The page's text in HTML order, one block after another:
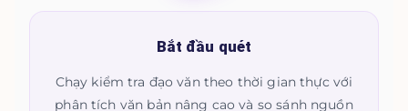
Bắt đầu quét
Chạy kiểm tra đạo văn theo thời gian thực với
phân tích văn bản nâng cao và so sánh nguồn